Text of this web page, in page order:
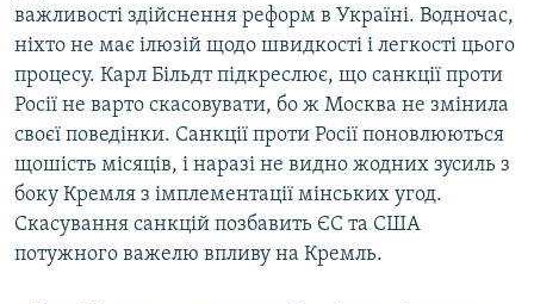
важливості здійснення реформ в Україні. Водночас,
ніхто не має ілюзій щодо швидкості і легкості цього
процесу. Карл Більдт підкреслює, що санкції проти
Росії не варто скасовувати, бо ж Москва не змінила
своєї поведінки. Санкції проти Росії поновлюються
щошість місяців, і наразі не видно жодних зусиль з
боку Кремля з імплементації мінських угод.
Скасування санкцій позбавить ЄС та США
потужного важелю впливу на Кремль.